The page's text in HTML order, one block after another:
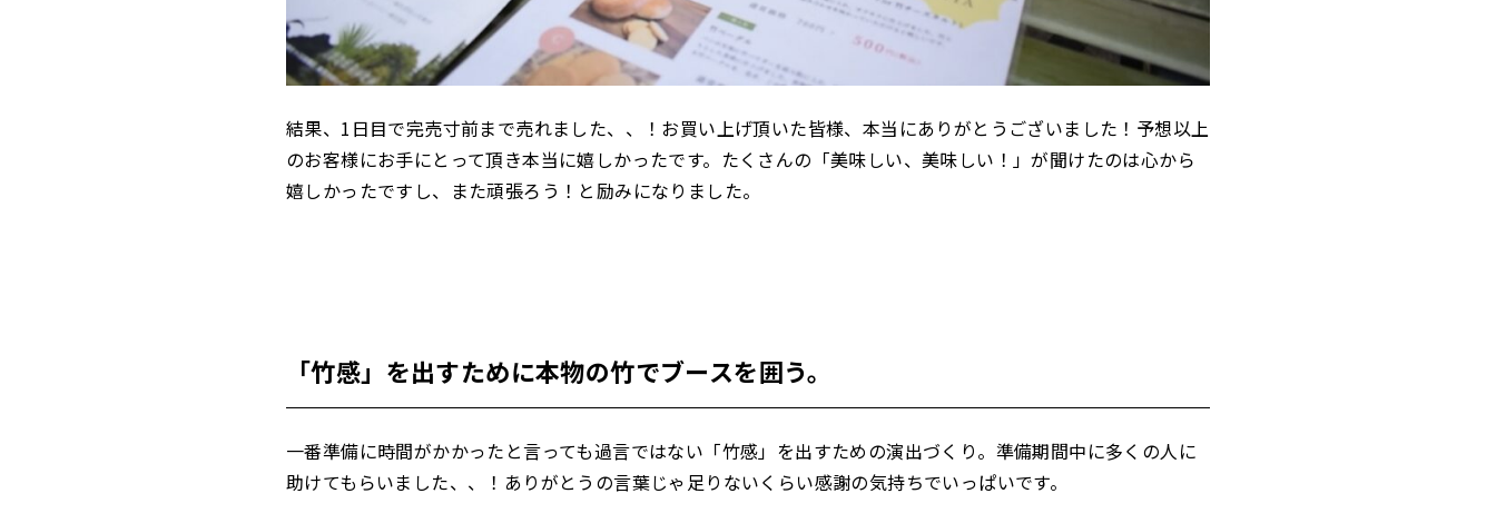
結果、1日目で完売寸前まで売れました、、！お買い上げ頂いた皆様、本当にありがとうございました！予想以上
のお客様にお手にとって頂き本当に嬉しかったです。たくさんの「美味しい、美味しい！」が聞けたのは心から
嬉しかったですし、また頑張ろう！と励みになりました。
「竹感」を出すために本物の竹でブースを囲う。
一番準備に時間がかかったと言っても過言ではない「竹感」を出すための演出づくり。準備期間中に多くの人に
助けてもらいました、、！ありがとうの言葉じゃ足りないくらい感謝の気持ちでいっぱいです。